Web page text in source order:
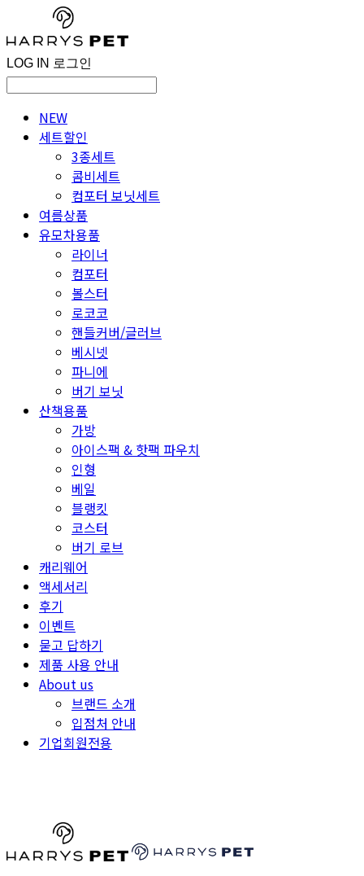
LOG IN 로그인
NEW
세트할인
3종세트
콤비세트
컴포터 보닛세트
여름상품
유모차용품
라이너
컴포터
볼스터
로코코
핸들커버/글러브
베시넷
파니에
버기 보닛
산책용품
가방
아이스팩 & 핫팩 파우치
인형
베일
블랭킷
코스터
버기 로브
캐리웨어
액세서리
후기
이벤트
묻고 답하기
제품 사용 안내
About us
브랜드 소개
입점처 안내
기업회원전용